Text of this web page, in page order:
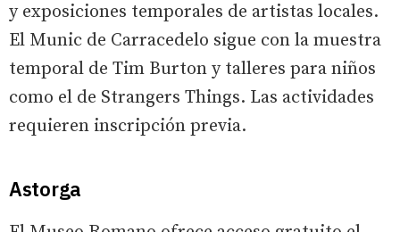
y exposiciones temporales de artistas locales.
El Munic de Carracedelo sigue con la muestra
temporal de Tim Burton y talleres para niños
como el de Strangers Things. Las actividades
requieren inscripción previa.
Astorga